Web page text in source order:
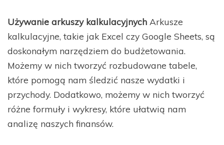
Używanie arkuszy kalkulacyjnych Arkusze
kalkulacyjne, takie jak Excel czy Google Sheets, są
doskonałym narzędziem do budżetowania.
Możemy w nich tworzyć rozbudowane tabele,
które pomogą nam śledzić nasze wydatki i
przychody. Dodatkowo, możemy w nich tworzyć
różne formuły i wykresy, które ułatwią nam
analizę naszych finansów.